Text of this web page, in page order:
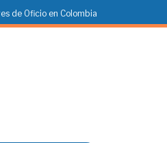
de Oficio en Colombia